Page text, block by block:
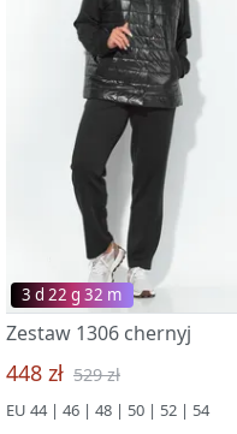
3 d 22 g 32 m
Zestaw 1306 chernyj
448 zł 529 zł
EU 44 | 46 | 48 | 50 | 52 | 54